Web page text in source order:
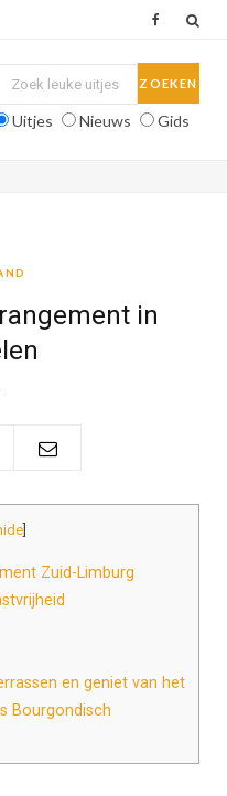
Uitjes Nieuws Gids
in
Zuid-Limburg
en geniet van het
Bourgondisch